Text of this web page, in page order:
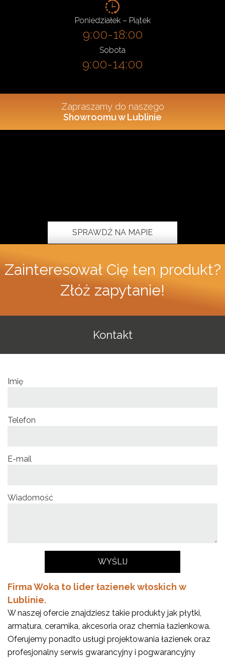
Poniedziałek – Piątek
9:00-18:00
Sobota
9:00-14:00
Zapraszamy do naszego
Showroomu w Lublinie
SPRAWDŹ NA MAPIE
Zainteresował Cię ten produkt?
Złóż zapytanie!
Kontakt
Imię
Telefon
E-mail
Wiadomość
Firma Woka to lider łazienek włoskich w
Lublinie.
W naszej ofercie znajdziesz takie produkty jak płytki,
armatura, ceramika, akcesoria oraz chemia łazienkowa.
Oferujemy ponadto usługi projektowania łazienek oraz
profesjonalny serwis gwarancyjny i pogwarancyjny